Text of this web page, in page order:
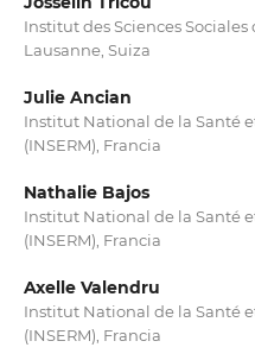
Institut des Sciences
Lausanne, Suiza
Julie Ancian
Institut National de la Santé
(INSERM), Francia
Nathalie Bajos
Institut National de la Santé
(INSERM), Francia
Axelle Valendru
Institut National de la Santé
(INSERM), Francia